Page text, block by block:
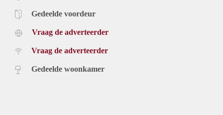
Gedeelde voordeur
Vraag de adverteerder
Vraag de adverteerder
Gedeelde woonkamer